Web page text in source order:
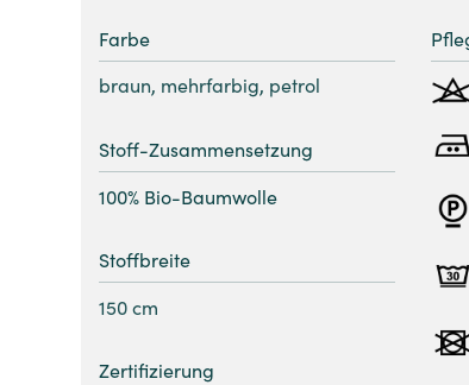
Farbe
braun, mehrfarbig, petrol
Stoff-Zusammensetzung
100% Bio-Baumwolle
Stoffbreite
150 cm
Zertifizierung